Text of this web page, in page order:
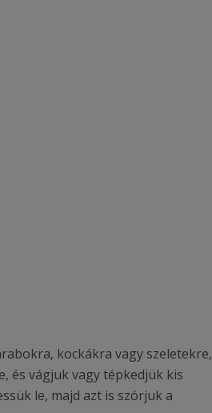
kockákra vagy szeletekre,
és vágjuk vagy tépkedjük kis
le, majd azt is szórjuk a